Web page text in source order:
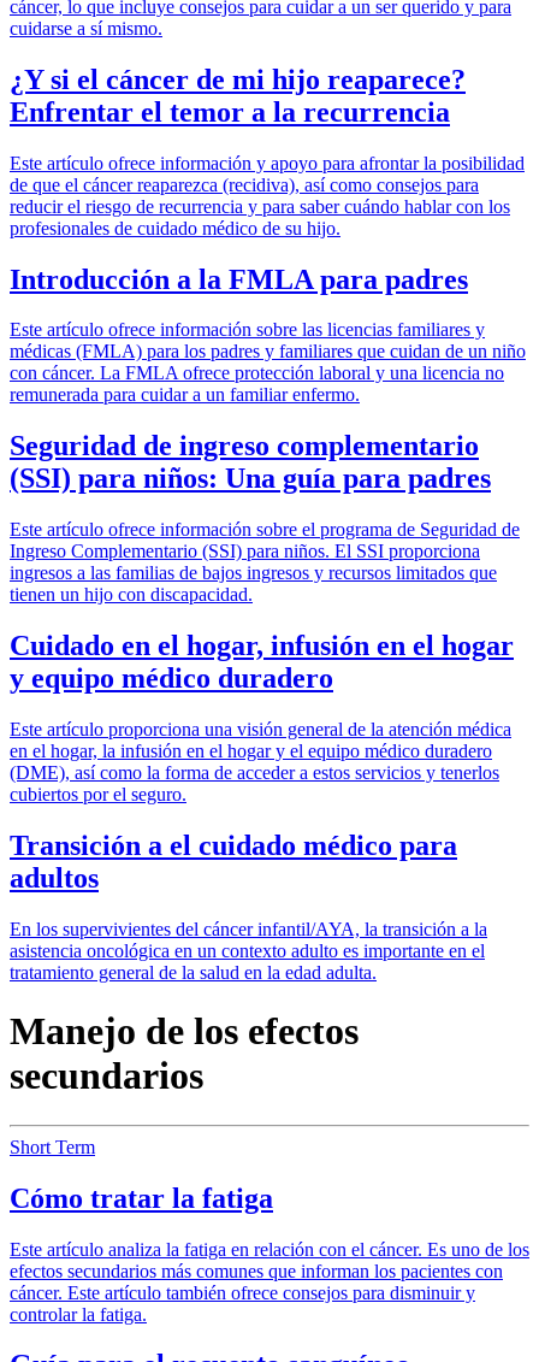
cáncer, lo que incluye consejos para cuidar a un ser querido y para
cuidarse a sí mismo.
¿Y si el cáncer de mi hijo reaparece?
Enfrentar el temor a la recurrencia
Este artículo ofrece información y apoyo para afrontar la posibilidad
de que el cáncer reaparezca (recidiva), así como consejos para
reducir el riesgo de recurrencia y para saber cuándo hablar con los
profesionales de cuidado médico de su hijo.
Introducción a la FMLA para padres
Este artículo ofrece información sobre las licencias familiares y
médicas (FMLA) para los padres y familiares que cuidan de un niño
con cáncer. La FMLA ofrece protección laboral y una licencia no
remunerada para cuidar a un familiar enfermo.
Seguridad de ingreso complementario
(SSI) para niños: Una guía para padres
Este artículo ofrece información sobre el programa de Seguridad de
Ingreso Complementario (SSI) para niños. El SSI proporciona
ingresos a las familias de bajos ingresos y recursos limitados que
tienen un hijo con discapacidad.
Cuidado en el hogar, infusión en el hogar
y equipo médico duradero
Este artículo proporciona una visión general de la atención médica
en el hogar, la infusión en el hogar y el equipo médico duradero
(DME), así como la forma de acceder a estos servicios y tenerlos
cubiertos por el seguro.
Transición a el cuidado médico para
adultos
En los supervivientes del cáncer infantil/AYA, la transición a la
asistencia oncológica en un contexto adulto es importante en el
tratamiento general de la salud en la edad adulta.
Manejo de los efectos
secundarios
Short Term
Cómo tratar la fatiga
Este artículo analiza la fatiga en relación con el cáncer. Es uno de los
efectos secundarios más comunes que informan los pacientes con
cáncer. Este artículo también ofrece consejos para disminuir y
controlar la fatiga.